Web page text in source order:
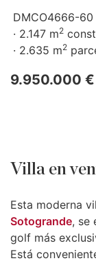
DMCO4666-60
2.147 m2
2.635 m2
9.950.000 €
Villa en
Esta moderna
Sotogrande, se
golf más
Está